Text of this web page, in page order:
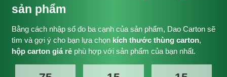
sản phẩm
Bằng cách nhập số đo ba cạnh của sản phẩm, Dao Carton sẽ
tìm và gợi ý cho bạn lựa chọn kích thước thùng carton,
hộp carton giá rẻphù hợp với sản phẩm của bạn nhất.